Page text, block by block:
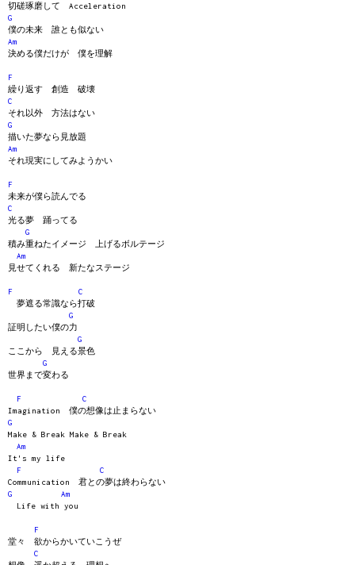
切磋琢磨して Acceleration
G
僕の未来 誰とも似ない
Am
決める僕だけが 僕を理解
F
繰り返す 創造 破壊
C
それ以外 方法はない
G
描いた夢なら見放題
Am
それ現実にしてみようかい
F
未来が僕ら読んでる
C
光る夢 踊ってる
G
積み重ねたイメージ 上げるボルテージ
Am
見せてくれる 新たなステージ
F
C
夢遮る常識なら打破
G
証明したい僕の力
G
ここから 見える景色
G
世界まで変わる
F
C
Imagination 僕の想像は止まらない
G
Make & Break Make & Break
Am
It's my life
F
C
Communication 君との夢は終わらない
G
Am
Life with you
F
堂々 欲からかいていこうぜ
C